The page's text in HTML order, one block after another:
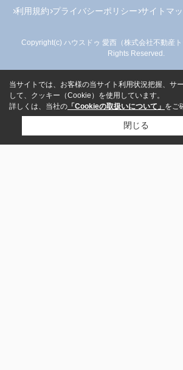
利用規約 プライバシーポリシー サイトマ
Copyright(c) ハウスドゥ 愛西（株式会社不動産
Rights Reserved.
当サイトでは、お客様の当サイト利用状況把握、サ
して、クッキー（Cookie）を使用しています。
詳しくは、当社の 「Cookieの取扱いについて」 をご
閉じる